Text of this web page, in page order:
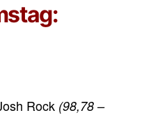
Rock (98,78 –